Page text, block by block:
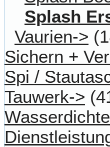
Splash
Vaurien->
Sichern +
Spi /
Tauwerk->